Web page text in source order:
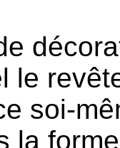
le
soi-
la